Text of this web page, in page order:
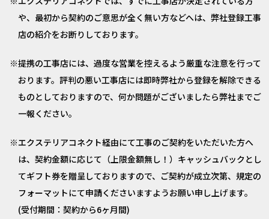
や、最初から契約のご意思が全く無い方などへは、弊社登録工事
店の紹介をお断りしております。
提携の工事店には、過度な営業を控えるよう厳重な注意を行って
おります。評判の悪い工事店には即時弊社から登録を解除できる
ものとしておりますので、何か問題がございましたら弊社までご
一報ください。
エクステリアコネクト経由にて工事のご契約をいただいた方へ
は、契約金額に応じて（上限金額無し！）キャッシュバックとし
てギフト券を贈呈しておりますので、ご契約が成立次第、規定の
フォーマットにて申請くださいますようお願い申し上げます。
(受付期間：契約から6ヶ月間)